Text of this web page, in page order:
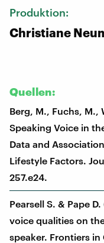
Produktion:
Christiane
Quellen:
Berg, M., Fuchs, M.,
Speaking Voice in
Data and
Lifestyle Factors.
257.e24.
Pearsell S. & Pape
voice qualities on
speaker. Frontiers